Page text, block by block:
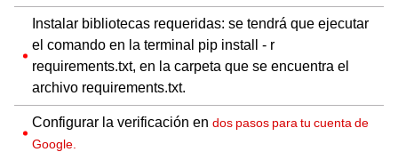
Instalar bibliotecas requeridas: se tendrá que ejecutar
el comando en la terminal pip install - r
requirements.txt, en la carpeta que se encuentra el
archivo requirements.txt.
Configurar la verificación en dos pasos para tu cuenta de
Google.